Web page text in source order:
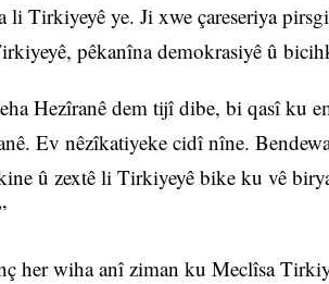
li Tirkiyeyê ye. Ji xwe çareseriya
pêkanîna demokrasiyê û
Hezîranê dem tijî dibe, bi qasî ku
Ev nêzîkatiyeke cidî nîne.
û zextê li Tirkiyeyê bike ku vê
her wiha anî ziman ku Meclîsa